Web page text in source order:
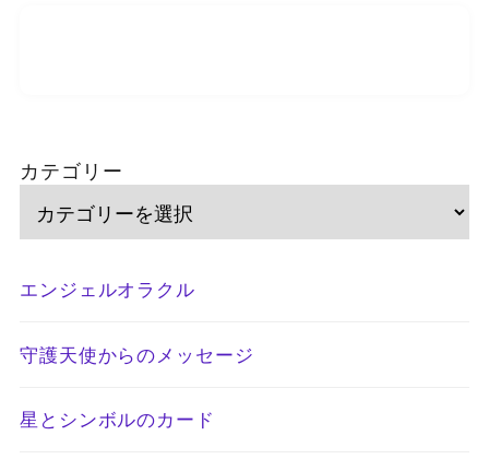
カテゴリー
エンジェルオラクル
守護天使からのメッセージ
星とシンボルのカード